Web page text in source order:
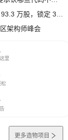
架构师峰会
里
松
更多造物项目